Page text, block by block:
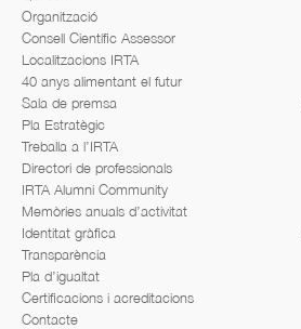
Organització
Consell Científic Assessor
Localitzacions IRTA
40 anys alimentant el futur
Sala de premsa
Pla Estratègic
Treballa a l’IRTA
Directori de professionals
IRTA Alumni Community
Memòries anuals d’activitat
Identitat gràfica
Transparència
Pla d’igualtat
Certificacions i acreditacions
Contacte